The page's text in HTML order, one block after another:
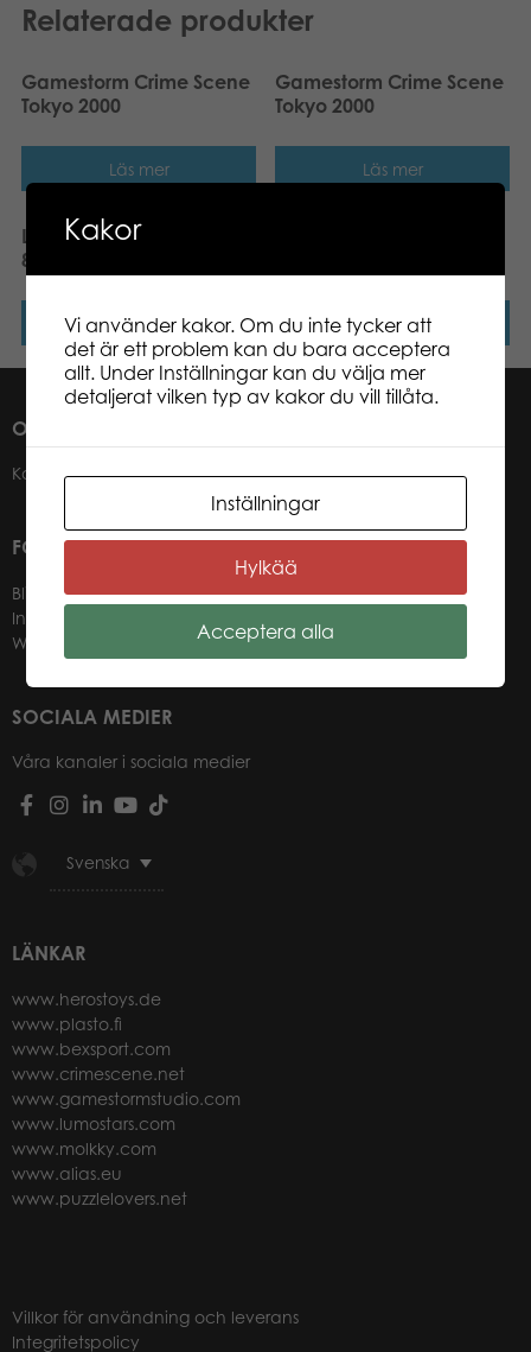
Relaterade produkter
Gamestorm Crime Scene
Tokyo 2000
Läs mer
Gamestorm Crime Scene
Tokyo 2000
Läs mer
Larsen Maxi Världskarta
80 pcs pussel
Läs mer Läs mer
OM OSS
Kontakter
FÖR VÅRA ÅTERFÖRSÄLJARE
Bli återförsäljare
Information för återförsäljare
Webbutik-login för återförsäljare
SOCIALA MEDIER
Våra kanaler i sociala medier
Svenska
LÄNKAR
www.herostoys.de
www.plasto.fi
www.bexsport.com
www.crimescene.net
www.gamestormstudio.com
www.lumostars.com
www.molkky.com
www.alias.eu
www.puzzlelovers.net
Villkor för användning och leverans
Integritetspolicy
Kakor
Vi använder kakor. Om du inte tycker att
det är ett problem kan du bara acceptera
allt. Under Inställningar kan du välja mer
detaljerat vilken typ av kakor du vill tillåta.
Inställningar
Hylkää
Acceptera alla